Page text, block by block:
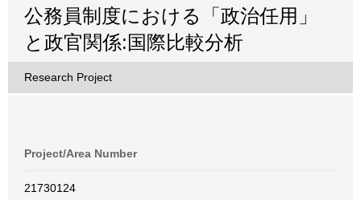
公務員制度における「政治任用」
と政官関係:国際比較分析
Research Project
Project/Area Number
21730124